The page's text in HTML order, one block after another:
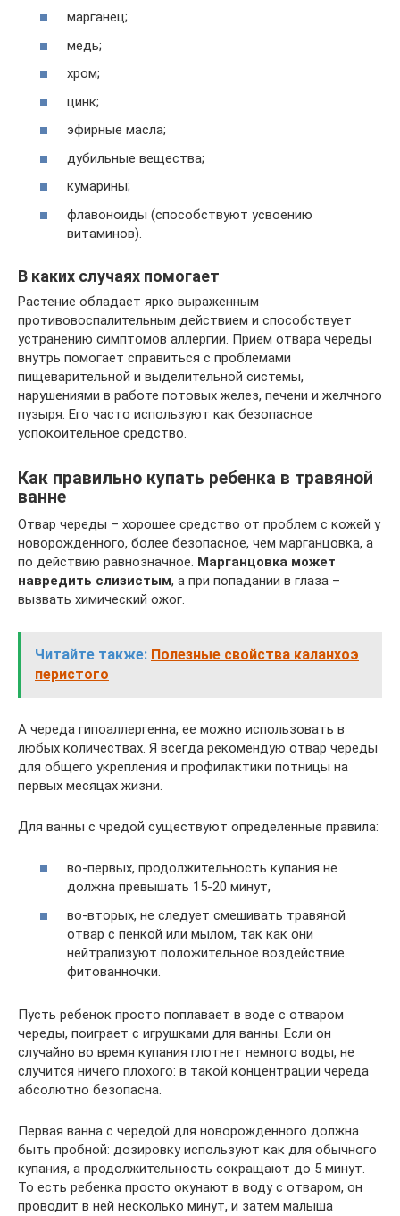
марганец;
медь;
хром;
цинк;
эфирные масла;
дубильные вещества;
кумарины;
флавоноиды (способствуют усвоению
витаминов).
В каких случаях помогает
Растение обладает ярко выраженным
противовоспалительным действием и способствует
устранению симптомов аллергии. Прием отвара череды
внутрь помогает справиться с проблемами
пищеварительной и выделительной системы,
нарушениями в работе потовых желез, печени и желчного
пузыря. Его часто используют как безопасное
успокоительное средство.
Как правильно купать ребенка в травяной
ванне
Отвар череды – хорошее средство от проблем с кожей у
новорожденного, более безопасное, чем марганцовка, а
по действию равнозначное. Марганцовка может
навредить слизистым, а при попадании в глаза –
вызвать химический ожог.
Читайте также: Полезные свойства каланхоэ
перистого
А череда гипоаллергенна, ее можно использовать в
любых количествах. Я всегда рекомендую отвар череды
для общего укрепления и профилактики потницы на
первых месяцах жизни.
Для ванны с чредой существуют определенные правила:
во-первых, продолжительность купания не
должна превышать 15-20 минут,
во-вторых, не следует смешивать травяной
отвар с пенкой или мылом, так как они
нейтрализуют положительное воздействие
фитованночки.
Пусть ребенок просто поплавает в воде с отваром
череды, поиграет с игрушками для ванны. Если он
случайно во время купания глотнет немного воды, не
случится ничего плохого: в такой концентрации череда
абсолютно безопасна.
Первая ванна с чередой для новорожденного должна
быть пробной: дозировку используют как для обычного
купания, а продолжительность сокращают до 5 минут.
То есть ребенка просто окунают в воду с отваром, он
проводит в ней несколько минут, и затем малыша